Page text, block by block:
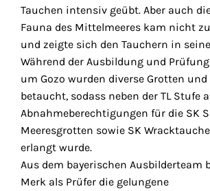
Tauchen intensiv geübt. Aber auch
Fauna des Mittelmeeres kam nicht
und zeigte sich den Tauchern in
Während der Ausbildung und
um Gozo wurden diverse Grotten und
betaucht, sodass neben der TL Stufe
Abnahmeberechtigungen für die SK
Meeresgrotten sowie SK
erlangt wurde.
Aus dem bayerischen Ausbilderteam
Merk als Prüfer die gelungene